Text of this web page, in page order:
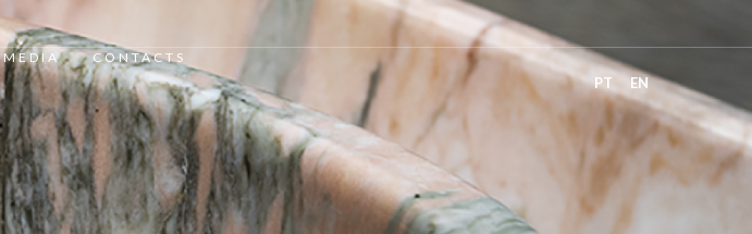
MEDIA CONTACTS
PT EN